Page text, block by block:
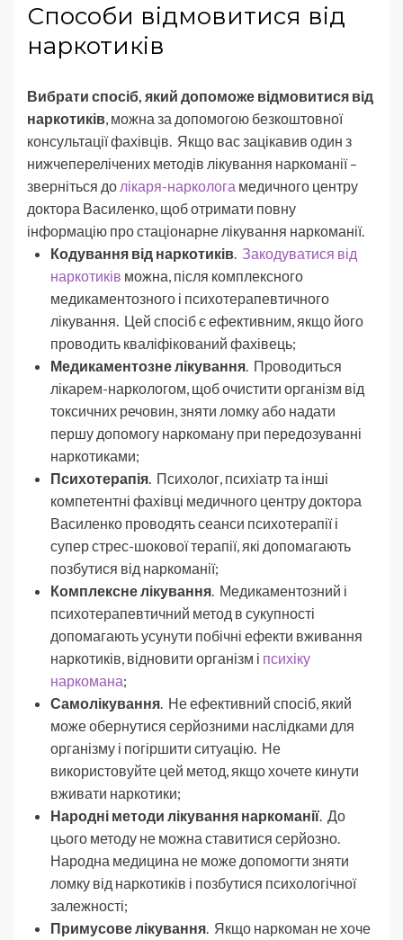
Способи відмовитися від
наркотиків
Вибрати спосіб, який допоможе відмовитися від
наркотиків, можна за допомогою безкоштовної
консультації фахівців. Якщо вас зацікавив один з
нижчеперелічених методів лікування наркоманії –
зверніться до лікаря-нарколога медичного центру
доктора Василенко, щоб отримати повну
інформацію про стаціонарне лікування наркоманії.
Кодування від наркотиків. Закодуватися від
наркотиків можна, після комплексного
медикаментозного і психотерапевтичного
лікування. Цей спосіб є ефективним, якщо його
проводить кваліфікований фахівець;
Медикаментозне лікування. Проводиться
лікарем-наркологом, щоб очистити організм від
токсичних речовин, зняти ломку або надати
першу допомогу наркоману при передозуванні
наркотиками;
Психотерапія. Психолог, психіатр та інші
компетентні фахівці медичного центру доктора
Василенко проводять сеанси психотерапії і
супер стрес-шокової терапії, які допомагають
позбутися від наркоманії;
Комплексне лікування. Медикаментозний і
психотерапевтичний метод в сукупності
допомагають усунути побічні ефекти вживання
наркотиків, відновити організм і психіку
наркомана;
Самолікування. Не ефективний спосіб, який
може обернутися серйозними наслідками для
організму і погіршити ситуацію. Не
використовуйте цей метод, якщо хочете кинути
вживати наркотики;
Народні методи лікування наркоманії. До
цього методу не можна ставитися серйозно.
Народна медицина не може допомогти зняти
ломку від наркотиків і позбутися психологічної
залежності;
Примусове лікування. Якщо наркоман не хоче